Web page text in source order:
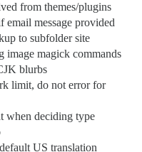
from themes/plugins
email message provided
to subfolder site
magick commands
blurbs
limit, do not error for
when deciding type
US translation